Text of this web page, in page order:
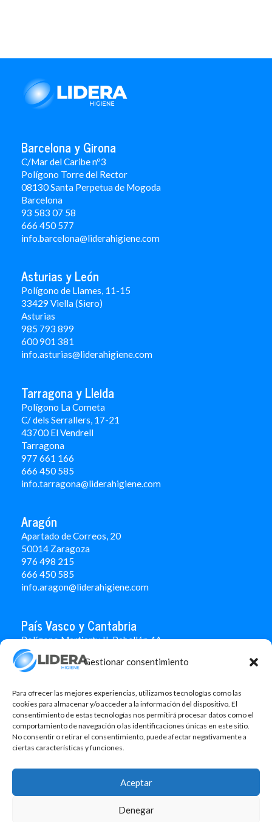
Gestionar consentimiento
Para ofrecer las mejores experiencias, utilizamos tecnologías como las
cookies para almacenar y/o acceder a la información del dispositivo. El
consentimiento de estas tecnologías nos permitirá procesar datos como el
comportamiento de navegación o las identificaciones únicas en este sitio.
No consentir o retirar el consentimiento, puede afectar negativamente a
ciertas características y funciones.
Aceptar
Denegar
Barcelona y Girona
C/Mar del Caribe nº3
Polígono Torre del Rector
08130 Santa Perpetua de Mogoda
Barcelona
93 583 07 58
666 450 577
info.barcelona@liderahigiene.com
Asturias y León
Polígono de Llames, 11-15
33429 Viella (Siero)
Asturias
985 793 899
600 901 381
info.asturias@liderahigiene.com
Tarragona y Lleida
Polígono La Cometa
C/ dels Serrallers, 17-21
43700 El Vendrell
Tarragona
977 661 166
666 450 585
info.tarragona@liderahigiene.com
Aragón
Apartado de Correos, 20
50014 Zaragoza
976 498 215
666 450 585
info.aragon@liderahigiene.com
País Vasco y Cantabria
Polígono Martiartu II. Pabellón 4A
48480 Arrigorriaga
Bizkaia
666 451 184
info.paisvasco@liderahigiene.com
Linked In